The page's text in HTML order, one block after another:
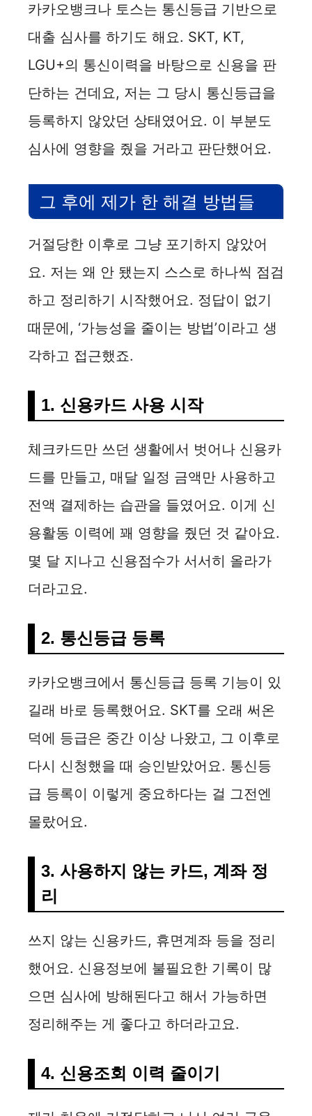
카카오뱅크나 토스는 통신등급 기반으로
대출 심사를 하기도 해요. SKT, KT,
LGU+의 통신이력을 바탕으로 신용을 판
단하는 건데요, 저는 그 당시 통신등급을
등록하지 않았던 상태였어요. 이 부분도
심사에 영향을 줬을 거라고 판단했어요.
그 후에 제가 한 해결 방법들
거절당한 이후로 그냥 포기하지 않았어
요. 저는 왜 안 됐는지 스스로 하나씩 점검
하고 정리하기 시작했어요. 정답이 없기
때문에, ‘가능성을 줄이는 방법’이라고 생
각하고 접근했죠.
1. 신용카드 사용 시작
체크카드만 쓰던 생활에서 벗어나 신용카
드를 만들고, 매달 일정 금액만 사용하고
전액 결제하는 습관을 들였어요. 이게 신
용활동 이력에 꽤 영향을 줬던 것 같아요.
몇 달 지나고 신용점수가 서서히 올라가
더라고요.
2. 통신등급 등록
카카오뱅크에서 통신등급 등록 기능이 있
길래 바로 등록했어요. SKT를 오래 써온
덕에 등급은 중간 이상 나왔고, 그 이후로
다시 신청했을 때 승인받았어요. 통신등
급 등록이 이렇게 중요하다는 걸 그전엔
몰랐어요.
3. 사용하지 않는 카드, 계좌 정
리
쓰지 않는 신용카드, 휴면계좌 등을 정리
했어요. 신용정보에 불필요한 기록이 많
으면 심사에 방해된다고 해서 가능하면
정리해주는 게 좋다고 하더라고요.
4. 신용조회 이력 줄이기